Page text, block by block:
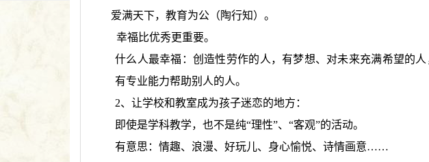
爱满天下，教育为公（陶行知）。
幸福比优秀更重要。
什么人最幸福：创造性劳作的人，有梦想、对未来充满希望的
有专业能力帮助别人的人。
2、让学校和教室成为孩子迷恋的地方：
即使是学科教学，也不是纯“理性”、“客观”的活动。
有意思：情趣、浪漫、好玩儿、身心愉悦、诗情画意……